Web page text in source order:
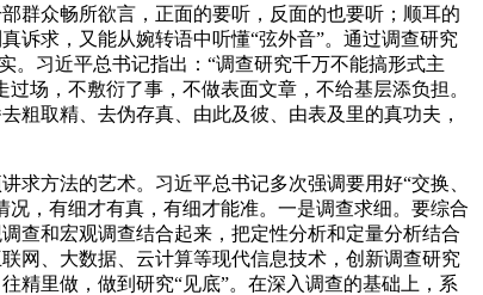
群众畅所欲言，正面的要听，反面的也要听；顺耳的
诉求，又能从婉转语中听懂“弦外音”。通过调查研究
。习近平总书记指出：“调查研究千万不能搞形式主
场，不敷衍了事，不做表面文章，不给基层添负担。
粗取精、去伪存真、由此及彼、由表及里的真功夫，
求方法的艺术。习近平总书记多次强调要用好“交换、
，有细才有真，有细才能准。一是调查求细。要综合
查和宏观调查结合起来，把定性分析和定量分析结合
网、大数据、云计算等现代信息技术，创新调查研究
精里做，做到研究“见底”。在深入调查的基础上，系